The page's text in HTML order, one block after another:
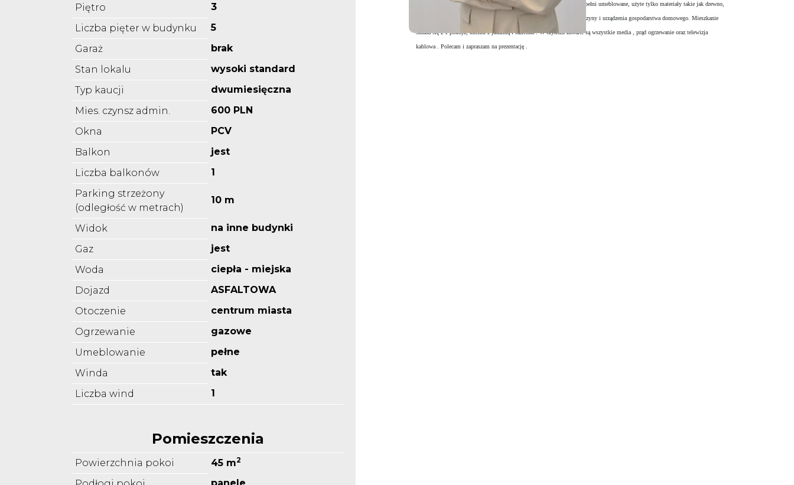
Piętro
3
Liczba pięter w budynku
5
Garaż
brak
Stan lokalu
wysoki standard
Typ kaucji
dwumiesięczna
Mies. czynsz admin.
600 PLN
Okna
PCV
Balkon
jest
Liczba balkonów
1
Parking strzeżony
(odległość w metrach)
10 m
Widok
na inne budynki
Gaz
jest
Woda
ciepła - miejska
Dojazd
ASFALTOWA
Otoczenie
centrum miasta
Ogrzewanie
gazowe
Umeblowanie
pełne
Winda
tak
Liczba wind
1
Pomieszczenia
Powierzchnia pokoi 45 m2
Możliwa instalacja telefoniczna Tele-Net (Multi-Media) oraz TPSA. W pełni umeblowane, użyte tylko materiały takie jak drewno,
szkło, farby ekologiczne. Łazienka w pełni wyposażona. Wszystkie maszyny i urządzenia gospodarstwa domowego. Mieszkanie
składa się z 1 pokoju, kuchni z jadalnią i łazienka . W czynszu zawarte są wszystkie media , prąd ogrzewanie oraz telewizja
kablowa . Polecam i zapraszam na prezentację .